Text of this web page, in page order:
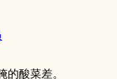
酸菜差。